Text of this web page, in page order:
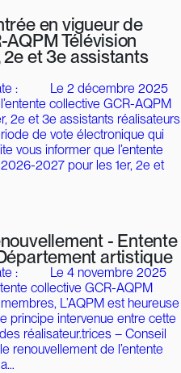
en vigueur de
AQPM Télévision
et 3e assistants
: Le 2 décembre 2025
collective GCR-AQPM
2e et 3e assistants réalisateurs
de vote électronique qui
vous informer que l’entente
2027 pour les 1er, 2e et
- Entente
artistique
: Le 4 novembre 2025
collective GCR-AQPM
L’AQPM est heureuse
principe intervenue entre cette
réalisateur.trices – Conseil
renouvellement de l’entente